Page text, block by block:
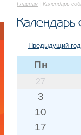
Главная | Календарь
Календарь
Предыдущий год
Пн
27
3
10
17